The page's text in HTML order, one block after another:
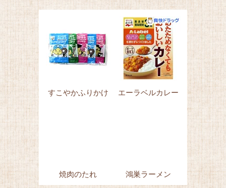
すこやかふりかけ エーラベルカレー
焼肉のたれ 鴻巣ラーメン